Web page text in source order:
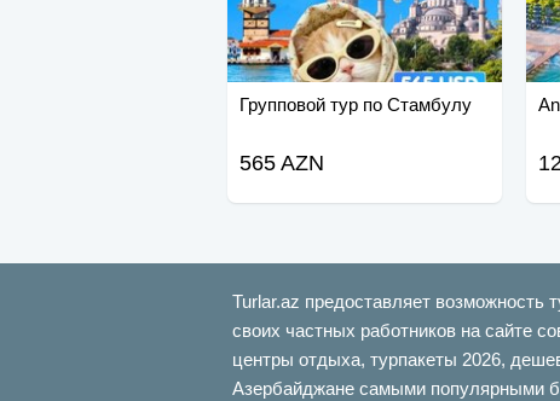
Групповой тур по Стамбулу
565 AZN
Turlar.az предоставляет возможность
своих частных работников на сайте
центры отдыха, турпакеты 2026,
Азербайджане самыми популярными